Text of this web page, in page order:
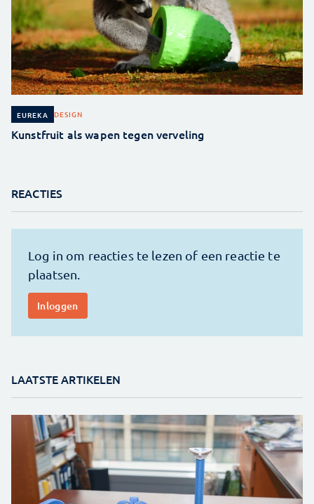
EUREKA DESIGN
Kunstfruit als wapen tegen verveling
REACTIES
LAATSTE ARTIKELEN